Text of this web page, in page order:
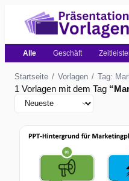
Alle Geschäft
Startseite / Vorlagen / Tag:
1 Vorlagen mit dem Tag “